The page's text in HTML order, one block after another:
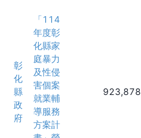
彰
化
縣
政
府
「114
年度彰
化縣家
庭暴力
及性侵
害個案
就業輔
導服務
方案計
923,878